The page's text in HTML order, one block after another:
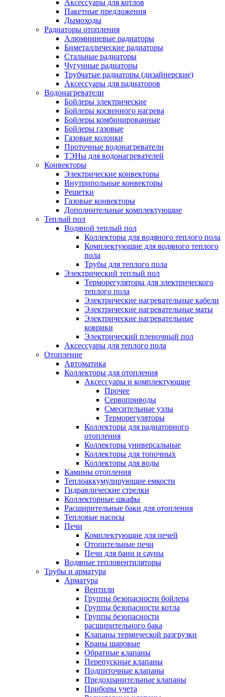
Аксессуары для котлов
Пакетные предложения
Дымоходы
Радиаторы отопления
Алюминиевые радиаторы
Биметаллические радиаторы
Стальные радиаторы
Чугунные радиаторы
Трубчатые радиаторы (дизайнерские)
Аксессуары для радиаторов
Водонагреватели
Бойлеры электрические
Бойлеры косвенного нагрева
Бойлеры комбинированные
Бойлеры газовые
Газовые колонки
Проточные водонагреватели
ТЭНы для водонагревателей
Конвекторы
Электрические конвекторы
Внутрипольные конвекторы
Решетки
Газовые конвекторы
Дополнительные комплектующие
Теплый пол
Водяной теплый пол
Коллекторы для водяного теплого пола
Комплектующие для водяного теплого
пола
Трубы для теплого пола
Электрический теплый пол
Терморегуляторы для электрического
теплого пола
Электрические нагревательные кабели
Электрические нагревательные маты
Электрические нагревательные
коврики
Электрический пленочный пол
Аксессуары для теплого пола
Отопление
Автоматика
Коллекторы для отопления
Аксессуары и комплектующие
Прочее
Сервоприводы
Смесительные узлы
Терморегуляторы
Коллекторы для радиаторного
отопления
Коллекторы универсальные
Коллекторы для топочных
Коллекторы для воды
Камины отопления
Теплоаккумулирующие емкости
Гидравлические стрелки
Коллекторные шкафы
Расширительные баки для отопления
Тепловые насосы
Печи
Комплектующие для печей
Отопительные печи
Печи для бани и сауны
Водяные тепловентиляторы
Трубы и арматура
Арматура
Вентили
Группы безопасности бойлера
Группы безопасности котла
Группы безопасности
расширительного бака
Клапаны термической разгрузки
Краны шаровые
Обратные клапаны
Перепускные клапаны
Подпиточные клапаны
Предохранительные клапаны
Приборы учета